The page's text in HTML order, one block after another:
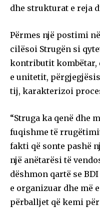
dhe strukturat e reja
Përmes një postimi
cilësoi Strugën si
kontributit kombëtar,
e unitetit,
tij, karakterizoi
“Struga ka qenë dhe
fuqishme të
fakti që sonte pashë
një anëtarësi të
dëshmon qartë se
e organizuar dhe më
përballjet që kemi